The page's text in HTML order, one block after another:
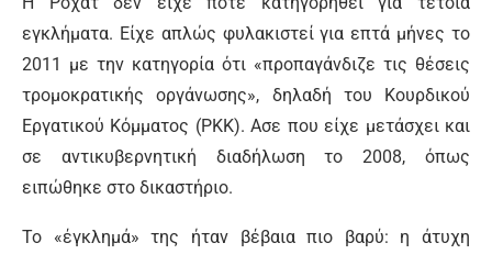
εγκλήματα. Είχε απλώς φυλακιστεί για επτά μήνες το
2011 με την κατηγορία ότι «προπαγάνδιζε τις θέσεις
τρομοκρατικής οργάνωσης», δηλαδή του Κουρδικού
Εργατικού Κόμματος (ΡΚΚ). Ασε που είχε μετάσχει και
σε αντικυβερνητική διαδήλωση το 2008, όπως
ειπώθηκε στο δικαστήριο.
Το «έγκλημά» της ήταν βέβαια πιο βαρύ: η άτυχη